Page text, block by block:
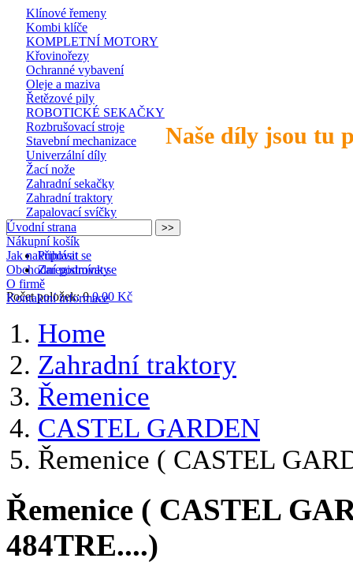
Naše díly jsou tu
Klínové řemeny
Kombi klíče
KOMPLETNÍ MOTORY
Křovinořezy
Ochranné vybavení
Oleje a maziva
Řetězové pily
ROBOTICKÉ SEKAČKY
Rozbrušovací stroje
Stavební mechanizace
Univerzální díly
Žací nože
Zahradní sekačky
Zahradní traktory
Zapalovací svíčky
Přihlásit se
Zaregistrovat se
Počet položek: 0 0,00 Kč
Úvodní strana
Nákupní košík
Jak nakupovat
Obchodní podmínky
O firmě
Kontaktní informace
Home
Zahradní traktory
Řemenice
CASTEL GARDEN
Řemenice ( CASTEL
Řemenice ( CASTEL
484TRE....)